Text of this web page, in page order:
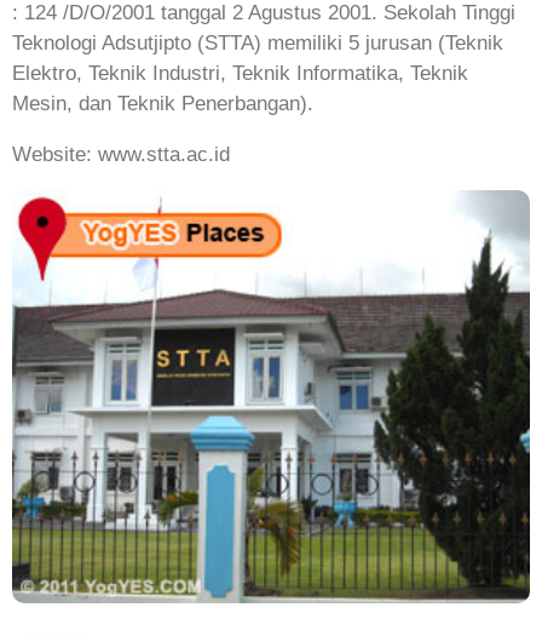
: 124 /D/O/2001 tanggal 2 Agustus 2001. Sekolah Tinggi
Teknologi Adsutjipto (STTA) memiliki 5 jurusan (Teknik
Elektro, Teknik Industri, Teknik Informatika, Teknik
Mesin, dan Teknik Penerbangan).
Website: www.stta.ac.id